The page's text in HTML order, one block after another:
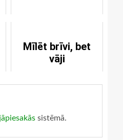
Mīlēt brīvi, bet
vāji
jāpiesakās sistēmā.